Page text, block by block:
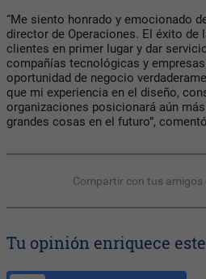
“Me siento honrado y emocionado
director de Operaciones. El éxito de
clientes en primer lugar y dar
compañías tecnológicas y
oportunidad de negocio
que mi experiencia en el diseño,
organizaciones posicionará aún
grandes cosas en el futuro”,
Compartir con tus amigos
Tu opinión enriquece